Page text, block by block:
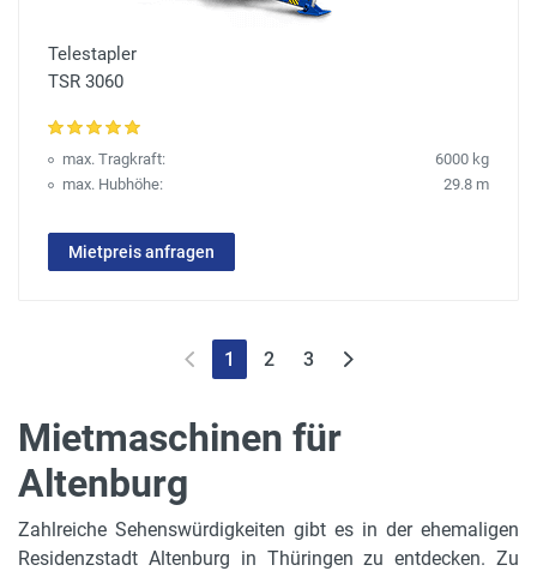
Telestapler
TSR 3060
max. Tragkraft:
6000 kg
max. Hubhöhe:
29.8 m
Mietpreis anfragen
1 2 3
Mietmaschinen für
Altenburg
Zahlreiche Sehenswürdigkeiten gibt es in der ehemaligen
Residenzstadt Altenburg in Thüringen zu entdecken. Zu